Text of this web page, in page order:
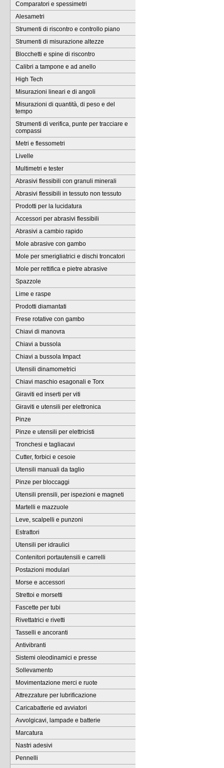
Comparatori e spessimetri
Alesametri
Strumenti di riscontro e controllo piano
Strumenti di misurazione altezze
Blocchetti e spine di riscontro
Calibri a tampone e ad anello
High Tech
Misurazioni lineari e di angoli
Misurazioni di quantità, di peso e del
tempo
Strumenti di verifica, punte per tracciare e
compassi
Metri e flessometri
Livelle
Multimetri e tester
Abrasivi flessibili con granuli minerali
Abrasivi flessibili in tessuto non tessuto
Prodotti per la lucidatura
Accessori per abrasivi flessibili
Abrasivi a cambio rapido
Mole abrasive con gambo
Mole per smerigliatrici e dischi troncatori
Mole per rettifica e pietre abrasive
Spazzole
Lime e raspe
Prodotti diamantati
Frese rotative con gambo
Chiavi di manovra
Chiavi a bussola
Chiavi a bussola Impact
Utensili dinamometrici
Chiavi maschio esagonali e Torx
Giraviti ed inserti per viti
Giraviti e utensili per elettronica
Pinze
Pinze e utensili per elettricisti
Tronchesi e tagliacavi
Cutter, forbici e cesoie
Utensili manuali da taglio
Pinze per bloccaggi
Utensili prensili, per ispezioni e magneti
Martelli e mazzuole
Leve, scalpelli e punzoni
Estrattori
Utensili per idraulici
Contenitori portautensili e carrelli
Postazioni modulari
Morse e accessori
Strettoi e morsetti
Fascette per tubi
Rivettatrici e rivetti
Tasselli e ancoranti
Antivibranti
Sistemi oleodinamici e presse
Sollevamento
Movimentazione merci e ruote
Attrezzature per lubrificazione
Caricabatterie ed avviatori
Avvolgicavi, lampade e batterie
Marcatura
Nastri adesivi
Pennelli